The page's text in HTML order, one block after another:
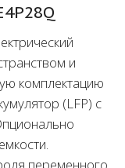
и
комплектацию
(LFP) с